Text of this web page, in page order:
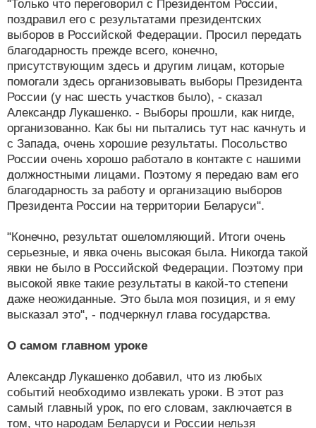
"Только что переговорил с Президентом России,
поздравил его с результатами президентских
выборов в Российской Федерации. Просил передать
благодарность прежде всего, конечно,
присутствующим здесь и другим лицам, которые
помогали здесь организовывать выборы Президента
России (у нас шесть участков было), - сказал
Александр Лукашенко. - Выборы прошли, как нигде,
организованно. Как бы ни пытались тут нас качнуть и
с Запада, очень хорошие результаты. Посольство
России очень хорошо работало в контакте с нашими
должностными лицами. Поэтому я передаю вам его
благодарность за работу и организацию выборов
Президента России на территории Беларуси".
"Конечно, результат ошеломляющий. Итоги очень
серьезные, и явка очень высокая была. Никогда такой
явки не было в Российской Федерации. Поэтому при
высокой явке такие результаты в какой-то степени
даже неожиданные. Это была моя позиция, и я ему
высказал это", - подчеркнул глава государства.
О самом главном уроке
Александр Лукашенко добавил, что из любых
событий необходимо извлекать уроки. В этот раз
самый главный урок, по его словам, заключается в
том, что народам Беларуси и России нельзя